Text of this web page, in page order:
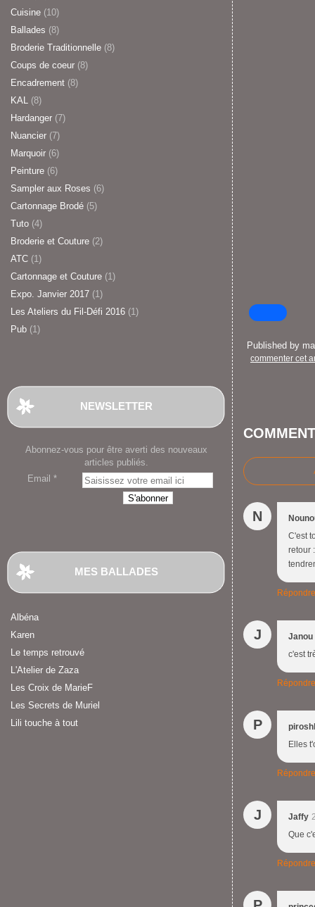
Cuisine (10)
Ballades (8)
Broderie Traditionnelle (8)
Coups de coeur (8)
Encadrement (8)
KAL (8)
Hardanger (7)
Nuancier (7)
Marquoir (6)
Peinture (6)
Sampler aux Roses (6)
Cartonnage Brodé (5)
Tuto (4)
Broderie et Couture (2)
ATC (1)
Cartonnage et Couture (1)
Expo. Janvier 2017 (1)
Les Ateliers du Fil-Défi 2016 (1)
Pub (1)
NEWSLETTER
Abonnez-vous pour être averti des nouveaux
articles publiés.
Email
MES BALLADES
Albéna
Karen
Le temps retrouvé
L'Atelier de Zaza
Les Croix de MarieF
Les Secrets de Muriel
Lili touche à tout
Published by
commenter cet
N
C'est
retour
Répondre
J
Janou
c'est
Répondre
P
Elles
Répondre
J Jaffy
Que
Répondre